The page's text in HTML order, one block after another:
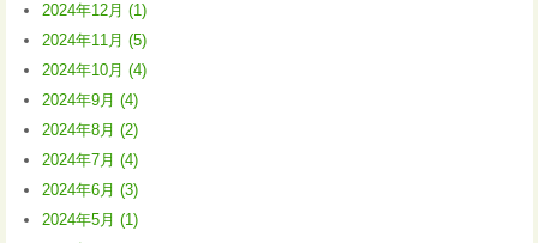
2024年12月 (1)
2024年11月 (5)
2024年10月 (4)
2024年9月 (4)
2024年8月 (2)
2024年7月 (4)
2024年6月 (3)
2024年5月 (1)